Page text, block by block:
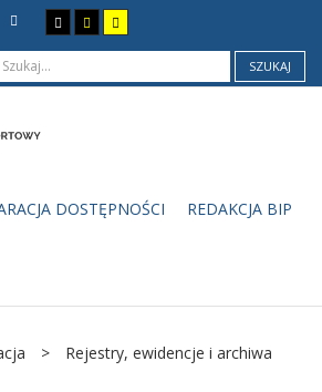
SZUKAJ
DOSTĘPNOŚCI
REDAKCJA BIP
> Rejestry, ewidencje i archiwa